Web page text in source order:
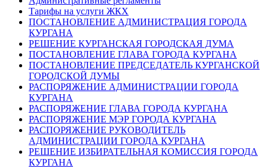
Тарифы на услуги ЖКХ
ПОСТАНОВЛЕНИЕ АДМИНИСТРАЦИЯ ГОРОДА
КУРГАНА
РЕШЕНИЕ КУРГАНСКАЯ ГОРОДСКАЯ ДУМА
ПОСТАНОВЛЕНИЕ ГЛАВА ГОРОДА КУРГАНА
ПОСТАНОВЛЕНИЕ ПРЕДСЕДАТЕЛЬ КУРГАНСКОЙ
ГОРОДСКОЙ ДУМЫ
РАСПОРЯЖЕНИЕ АДМИНИСТРАЦИИ ГОРОДА
КУРГАНА
РАСПОРЯЖЕНИЕ ГЛАВА ГОРОДА КУРГАНА
РАСПОРЯЖЕНИЕ МЭР ГОРОДА КУРГАНА
РАСПОРЯЖЕНИЕ РУКОВОДИТЕЛЬ
АДМИНИСТРАЦИИ ГОРОДА КУРГАНА
РЕШЕНИЕ ИЗБИРАТЕЛЬНАЯ КОМИССИЯ ГОРОДА
КУРГАНА